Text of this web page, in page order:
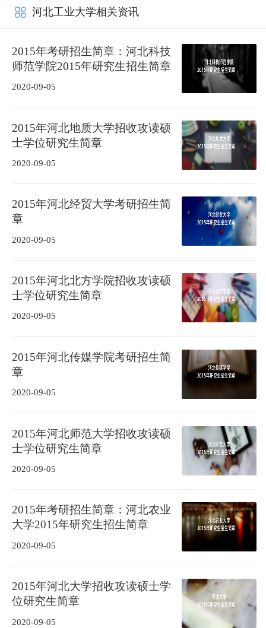
河北工业大学相关资讯
2015年考研招生简章：河北科技
师范学院2015年研究生招生简章
2020-09-05
2015年河北地质大学招收攻读硕
士学位研究生简章
2020-09-05
2015年河北经贸大学考研招生简
章
2020-09-05
2015年河北北方学院招收攻读硕
士学位研究生简章
2020-09-05
2015年河北传媒学院考研招生简
章
2020-09-05
2015年河北师范大学招收攻读硕
士学位研究生简章
2020-09-05
2015年考研招生简章：河北农业
大学2015年研究生招生简章
2020-09-05
2015年河北大学招收攻读硕士学
位研究生简章
2020-09-05